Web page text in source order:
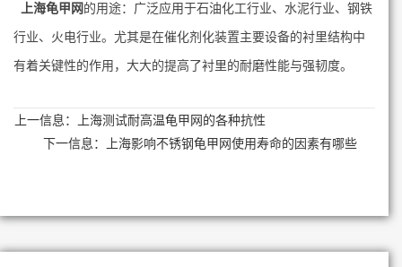
上海龟甲网 的用途：广泛应用于石油化工行业、水泥行业、钢铁
行业、火电行业。尤其是在催化剂化装置主要设备的衬里结构中
有着关键性的作用，大大的提高了衬里的耐磨性能与强韧度。
上一信息：
上海测试耐高温龟甲网的各种抗性
下一信息：
上海影响不锈钢龟甲网使用寿命的因素有哪些